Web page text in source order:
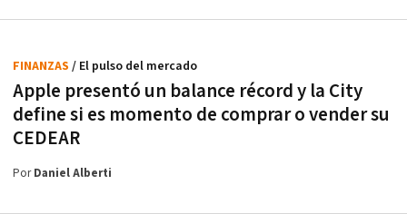
Apple presentó un balance récord y la City
define si es momento de comprar o vender su
CEDEAR
FINANZAS / El pulso del mercado
PorDaniel Alberti